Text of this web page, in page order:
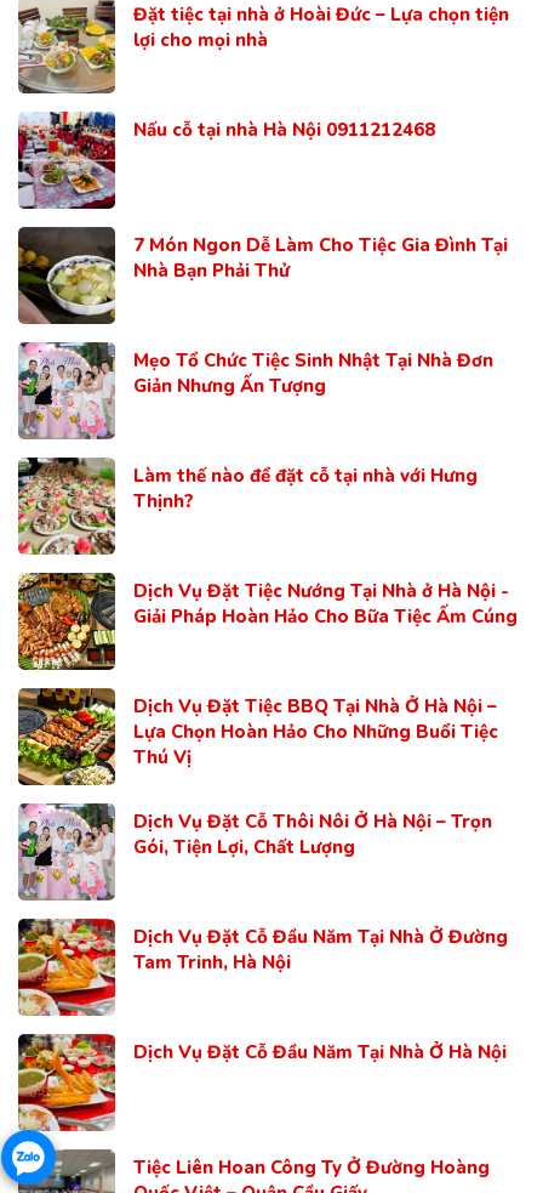
Đặt tiệc tại nhà ở Hoài Đức – Lựa chọn tiện
lợi cho mọi nhà
Nấu cỗ tại nhà Hà Nội 0911212468
7 Món Ngon Dễ Làm Cho Tiệc Gia Đình Tại
Nhà Bạn Phải Thử
Mẹo Tổ Chức Tiệc Sinh Nhật Tại Nhà Đơn
Giản Nhưng Ấn Tượng
Làm thế nào để đặt cỗ tại nhà với Hưng
Thịnh?
Dịch Vụ Đặt Tiệc Nướng Tại Nhà ở Hà Nội -
Giải Pháp Hoàn Hảo Cho Bữa Tiệc Ấm Cúng
Dịch Vụ Đặt Tiệc BBQ Tại Nhà Ở Hà Nội –
Lựa Chọn Hoàn Hảo Cho Những Buổi Tiệc
Thú Vị
Dịch Vụ Đặt Cỗ Thôi Nôi Ở Hà Nội – Trọn
Gói, Tiện Lợi, Chất Lượng
Dịch Vụ Đặt Cỗ Đầu Năm Tại Nhà Ở Đường
Tam Trinh, Hà Nội
Dịch Vụ Đặt Cỗ Đầu Năm Tại Nhà Ở Hà Nội
Tiệc Liên Hoan Công Ty Ở Đường Hoàng